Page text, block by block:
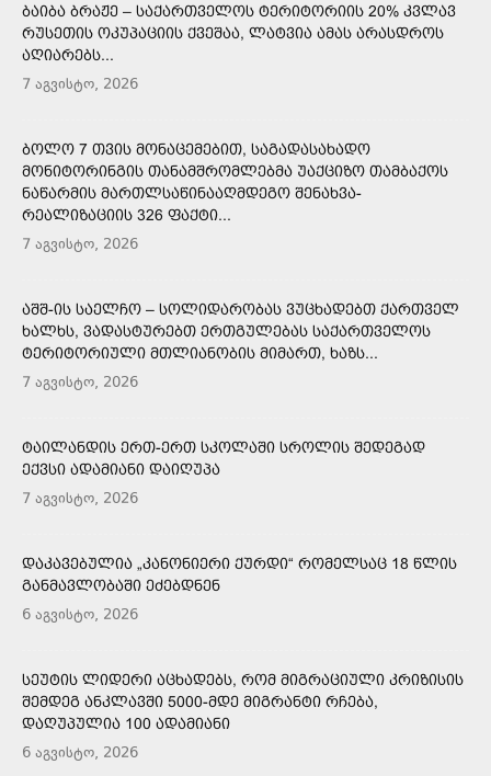
ᲑᲐᲘᲑᲐ ᲑᲠᲐᲟᲔ – ᲡᲐᲥᲐᲠᲗᲕᲔᲚᲝᲡ ᲢᲔᲠᲘᲢᲝᲠᲘᲘᲡ 20% ᲙᲕᲚᲐᲕ
ᲠᲣᲡᲔᲗᲘᲡ ᲝᲙᲣᲞᲐᲪᲘᲘᲡ ᲥᲕᲔᲨᲐᲐ, ᲚᲐᲢᲕᲘᲐ ᲐᲛᲐᲡ ᲐᲠᲐᲡᲓᲠᲝᲡ
ᲐᲦᲘᲐᲠᲔᲑᲡ...
7 აგვისტო, 2026
ᲑᲝᲚᲝ 7 ᲗᲕᲘᲡ ᲛᲝᲜᲐᲪᲔᲛᲔᲑᲘᲗ, ᲡᲐᲒᲐᲓᲐᲡᲐᲮᲐᲓᲝ
ᲛᲝᲜᲘᲢᲝᲠᲘᲜᲒᲘᲡ ᲗᲐᲜᲐᲛᲨᲠᲝᲛᲚᲔᲑᲛᲐ ᲣᲐᲥᲪᲘᲖᲝ ᲗᲐᲛᲑᲐᲥᲝᲡ
ᲜᲐᲬᲐᲠᲛᲘᲡ ᲛᲐᲠᲗᲚᲡᲐᲬᲘᲜᲐᲐᲦᲛᲓᲔᲒᲝ ᲨᲔᲜᲐᲮᲕᲐ-
ᲠᲔᲐᲚᲘᲖᲐᲪᲘᲘᲡ 326 ᲤᲐᲥᲢᲘ...
7 აგვისტო, 2026
ᲐᲨᲨ-ᲘᲡ ᲡᲐᲔᲚᲩᲝ – ᲡᲝᲚᲘᲓᲐᲠᲝᲑᲐᲡ ᲕᲣᲪᲮᲐᲓᲔᲑᲗ ᲥᲐᲠᲗᲕᲔᲚ
ᲮᲐᲚᲮᲡ, ᲕᲐᲓᲐᲡᲢᲣᲠᲔᲑᲗ ᲔᲠᲗᲒᲣᲚᲔᲑᲐᲡ ᲡᲐᲥᲐᲠᲗᲕᲔᲚᲝᲡ
ᲢᲔᲠᲘᲢᲝᲠᲘᲣᲚᲘ ᲛᲗᲚᲘᲐᲜᲝᲑᲘᲡ ᲛᲘᲛᲐᲠᲗ, ᲮᲐᲖᲡ...
7 აგვისტო, 2026
ᲢᲐᲘᲚᲐᲜᲓᲘᲡ ᲔᲠᲗ-ᲔᲠᲗ ᲡᲙᲝᲚᲐᲨᲘ ᲡᲠᲝᲚᲘᲡ ᲨᲔᲓᲔᲒᲐᲓ
ᲔᲥᲕᲡᲘ ᲐᲓᲐᲛᲘᲐᲜᲘ ᲓᲐᲘᲦᲣᲞᲐ
7 აგვისტო, 2026
ᲓᲐᲙᲐᲕᲔᲑᲣᲚᲘᲐ „ᲙᲐᲜᲝᲜᲘᲔᲠᲘ ᲥᲣᲠᲓᲘ“ ᲠᲝᲛᲔᲚᲡᲐᲪ 18 ᲬᲚᲘᲡ
ᲒᲐᲜᲛᲐᲕᲚᲝᲑᲐᲨᲘ ᲔᲫᲔᲑᲓᲜᲔᲜ
6 აგვისტო, 2026
ᲡᲔᲣᲢᲘᲡ ᲚᲘᲓᲔᲠᲘ ᲐᲪᲮᲐᲓᲔᲑᲡ, ᲠᲝᲛ ᲛᲘᲒᲠᲐᲪᲘᲣᲚᲘ ᲙᲠᲘᲖᲘᲡᲘᲡ
ᲨᲔᲛᲓᲔᲒ ᲐᲜᲙᲚᲐᲕᲨᲘ 5000-ᲛᲓᲔ ᲛᲘᲒᲠᲐᲜᲢᲘ ᲠᲩᲔᲑᲐ,
ᲓᲐᲦᲣᲞᲣᲚᲘᲐ 100 ᲐᲓᲐᲛᲘᲐᲜᲘ
6 აგვისტო, 2026